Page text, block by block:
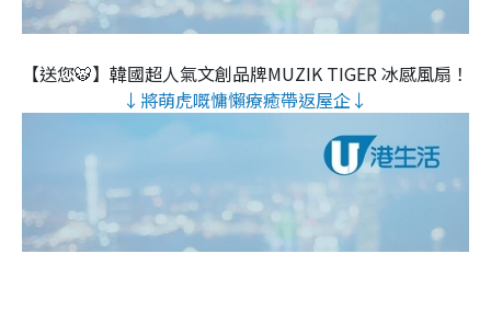
【送您🐯】韓國超人氣文創品牌MUZIK TIGER 冰感風扇！
↓將萌虎嘅慵懶療癒帶返屋企↓